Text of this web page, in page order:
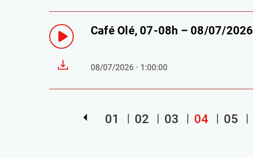
Café Olé, 07-08h – 08/07/2026
08/07/2026 · 1:00:00
01 02 03 04 05